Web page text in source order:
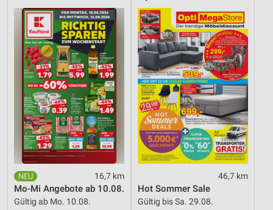
16,7 km
Mo-Mi Angebote ab 10.08.
Gültig ab Mo. 10.08.
46,7 km
Hot Sommer Sale
Gültig bis Sa. 29.08.